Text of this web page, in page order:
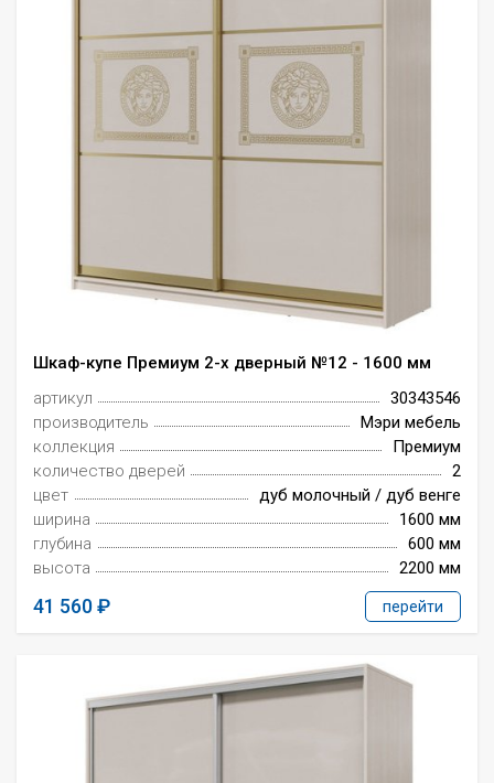
Шкаф-купе Премиум 2-х дверный №12 - 1600 мм
артикул
30343546
производитель
Мэри мебель
коллекция
Премиум
количество дверей
2
цвет
дуб молочный / дуб венге
ширина
1600 мм
глубина
600 мм
высота
2200 мм
41 560 перейти